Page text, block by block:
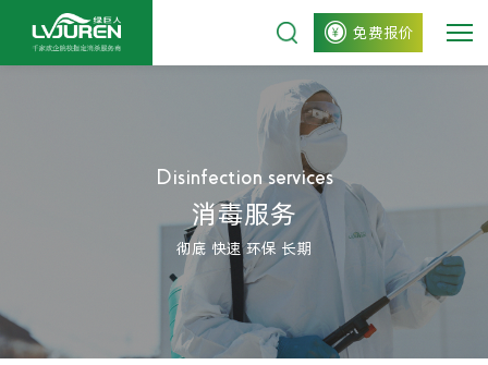
免费报价
Disinfection services
消毒服务
彻底 快速 环保 长期